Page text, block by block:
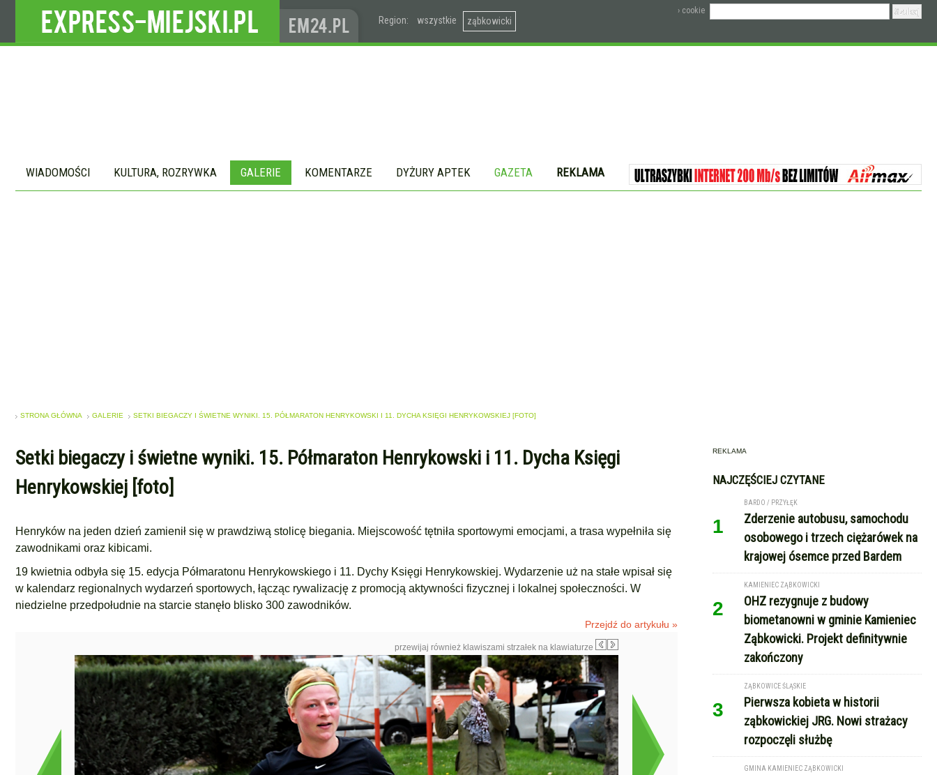
Region: wszystkie ząbkowicki
› cookie
WIADOMOŚCI KULTURA, ROZRYWKA GALERIE KOMENTARZE DYŻURY APTEK GAZETA REKLAMA
STRONA GŁÓWNA GALERIE SETKI BIEGACZY I ŚWIETNE WYNIKI. 15. PÓŁMARATON HENRYKOWSKI I 11. DYCHA KSIĘGI HENRYKOWSKIEJ [FOTO]
Setki biegaczy i świetne wyniki. 15. Półmaraton Henrykowski i 11. Dycha Księgi
Henrykowskiej [foto]
Henryków na jeden dzień zamienił się w prawdziwą stolicę biegania. Miejscowość tętniła sportowymi emocjami, a trasa wypełniła się
zawodnikami oraz kibicami.
19 kwietnia odbyła się 15. edycja Półmaratonu Henrykowskiego i 11. Dychy Księgi Henrykowskiej. Wydarzenie uż na stałe wpisał się
w kalendarz regionalnych wydarzeń sportowych, łącząc rywalizację z promocją aktywności fizycznej i lokalnej społeczności. W
niedzielne przedpołudnie na starcie stanęło blisko 300 zawodników.
Przejdź do artykułu »
przewijaj również klawiszami strzałek na klawiaturze
REKLAMA
NAJCZĘŚCIEJ CZYTANE
1
BARDO / PRZYŁĘK
Zderzenie autobusu, samochodu
osobowego i trzech ciężarówek na
krajowej ósemce przed Bardem
2
KAMIENIEC ZĄBKOWICKI
OHZ rezygnuje z budowy
biometanowni w gminie Kamieniec
Ząbkowicki. Projekt definitywnie
zakończony
3
ZĄBKOWICE ŚLĄSKIE
Pierwsza kobieta w historii
ząbkowickiej JRG. Nowi strażacy
rozpoczęli służbę
GMINA KAMIENIEC ZĄBKOWICKI